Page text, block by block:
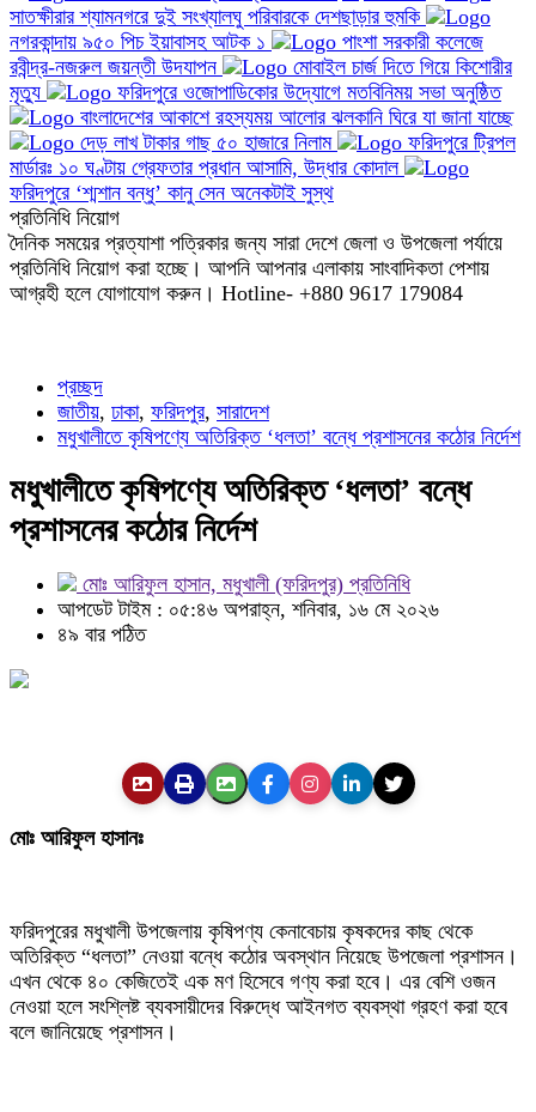
সাতক্ষীরার শ্যামনগরে দুই সংখ্যালঘু পরিবারকে দেশছাড়ার হুমকি
নগরকান্দায় ৯৫০ পিচ ইয়াবাসহ আটক ১
পাংশা সরকারী কলেজে
রবীন্দ্র-নজরুল জয়ন্তী উদযাপন
মোবাইল চার্জ দিতে গিয়ে কিশোরীর
মৃত্যু
ফরিদপুরে ওজোপাডিকোর উদ্যোগে মতবিনিময় সভা অনুষ্ঠিত
বাংলাদেশের আকাশে রহস্যময় আলোর ঝলকানি ঘিরে যা জানা যাচ্ছে
দেড় লাখ টাকার গাছ ৫০ হাজারে নিলাম
ফরিদপুরে ট্রিপল
মার্ডারঃ ১০ ঘণ্টায় গ্রেফতার প্রধান আসামি, উদ্ধার কোদাল
ফরিদপুরে ‘শ্মশান বন্ধু’ কানু সেন অনেকটাই সুস্থ
প্রতিনিধি নিয়োগ
দৈনিক সময়ের প্রত্যাশা পত্রিকার জন্য সারা দেশে জেলা ও উপজেলা পর্যায়ে
প্রতিনিধি নিয়োগ করা হচ্ছে। আপনি আপনার এলাকায় সাংবাদিকতা পেশায়
আগ্রহী হলে যোগাযোগ করুন। Hotline- +880 9617 179084
প্রচ্ছদ
জাতীয়, ঢাকা, ফরিদপুর, সারাদেশ
মধুখালীতে কৃষিপণ্যে অতিরিক্ত ‘ধলতা’ বন্ধে প্রশাসনের কঠোর নির্দেশ
মধুখালীতে কৃষিপণ্যে অতিরিক্ত ‘ধলতা’ বন্ধে
প্রশাসনের কঠোর নির্দেশ
মোঃ আরিফুল হাসান, মধুখালী (ফরিদপুর) প্রতিনিধি
আপডেট টাইম : ০৫:৪৬ অপরাহ্ন, শনিবার, ১৬ মে ২০২৬
৪৯ বার পঠিত
মোঃ আরিফুল হাসানঃ
ফরিদপুরের মধুখালী উপজেলায় কৃষিপণ্য কেনাবেচায় কৃষকদের কাছ থেকে
অতিরিক্ত “ধলতা” নেওয়া বন্ধে কঠোর অবস্থান নিয়েছে উপজেলা প্রশাসন।
এখন থেকে ৪০ কেজিতেই এক মণ হিসেবে গণ্য করা হবে। এর বেশি ওজন
নেওয়া হলে সংশ্লিষ্ট ব্যবসায়ীদের বিরুদ্ধে আইনগত ব্যবস্থা গ্রহণ করা হবে
বলে জানিয়েছে প্রশাসন।